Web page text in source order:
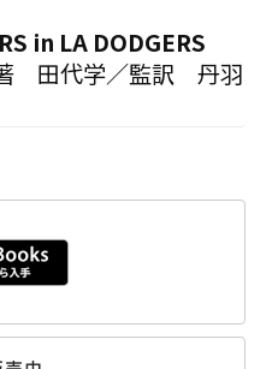
in LA DODGERS
田代学／監訳 丹羽